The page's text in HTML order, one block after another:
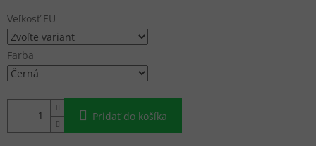
Veľkosť EU
Farba
Pridať do košíka